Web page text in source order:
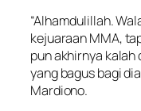
“Alhamdulillah.
kejuaraan MMA,
pun akhirnya kalah
yang bagus bagi
Mardiono.